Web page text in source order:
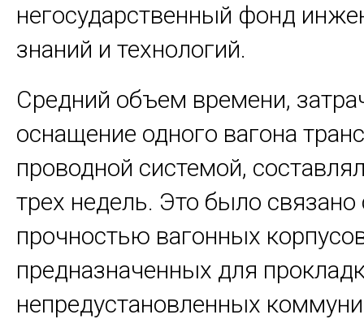
негосударственный фонд
знаний и технологий.
Средний объем времени,
оснащение одного вагона
проводной системой,
трех недель. Это было связано
прочностью вагонных
предназначенных для
непредустановленных